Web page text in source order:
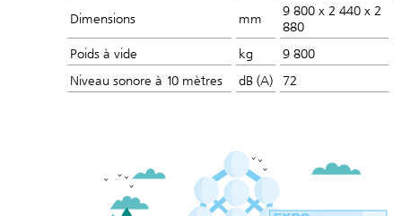
Dimensions mm
9 800 x 2 440 x 2
880
Poids à vide
kg
9 800
Niveau sonore à 10 mètres
dB (A) 72